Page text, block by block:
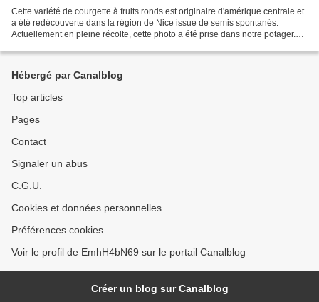
Cette variété de courgette à fruits ronds est originaire d'amérique centrale et
a été redécouverte dans la région de Nice issue de semis spontanés.
Actuellement en pleine récolte, cette photo a été prise dans notre potager.
Hébergé par Canalblog
Top articles
Pages
Contact
Signaler un abus
C.G.U.
Cookies et données personnelles
Préférences cookies
Voir le profil de EmhH4bN69 sur le portail Canalblog
Créer un blog sur Canalblog